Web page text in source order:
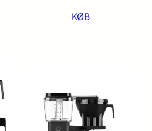
KØB